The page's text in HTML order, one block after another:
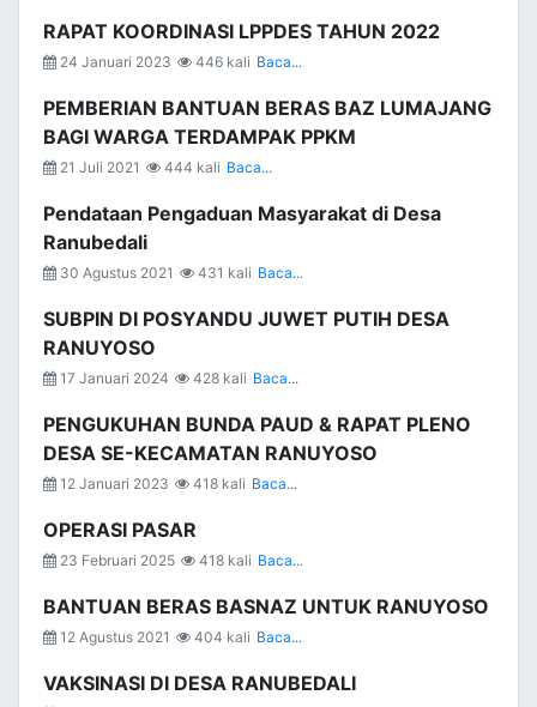
RAPAT KOORDINASI LPPDES TAHUN 2022
24 Januari 2023 446 kali Baca...
PEMBERIAN BANTUAN BERAS BAZ LUMAJANG
BAGI WARGA TERDAMPAK PPKM
21 Juli 2021 444 kali Baca...
Pendataan Pengaduan Masyarakat di Desa
Ranubedali
30 Agustus 2021 431 kali Baca...
SUBPIN DI POSYANDU JUWET PUTIH DESA
RANUYOSO
17 Januari 2024 428 kali Baca...
PENGUKUHAN BUNDA PAUD & RAPAT PLENO
DESA SE-KECAMATAN RANUYOSO
12 Januari 2023 418 kali Baca...
OPERASI PASAR
23 Februari 2025 418 kali Baca...
BANTUAN BERAS BASNAZ UNTUK RANUYOSO
12 Agustus 2021 404 kali Baca...
VAKSINASI DI DESA RANUBEDALI